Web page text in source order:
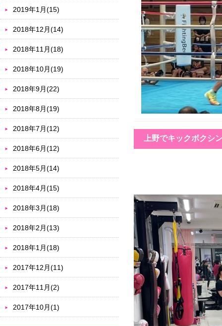
上野でキックボクシ
2019年1月(15)
2018年12月(14)
2018年11月(18)
2018年10月(19)
2018年9月(22)
2018年8月(19)
2018年7月(12)
2018年6月(12)
2018年5月(14)
2018年4月(15)
2018年3月(18)
2018年2月(13)
2018年1月(18)
2017年12月(11)
2017年11月(2)
2017年10月(1)